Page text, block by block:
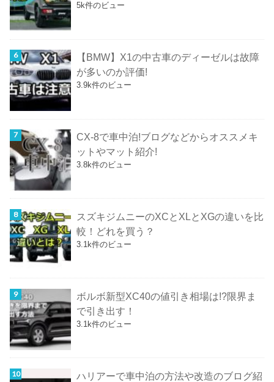
5k件のビュー
【BMW】X1の中古車のディーゼルは故障
が多いのか評価!
3.9k件のビュー
CX-8で車中泊!ブログなどからオススメキ
ットやマット紹介!
3.8k件のビュー
スズキジムニーのXCとXLとXGの違いを比
較！どれを買う？
3.1k件のビュー
ボルボ新型XC40の値引き相場は!?限界ま
で引き出す！
3.1k件のビュー
ハリアーで車中泊の方法や改造のブログ紹